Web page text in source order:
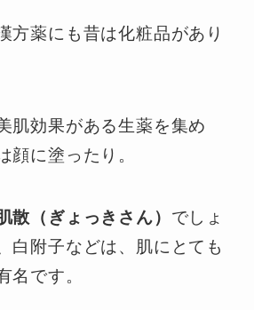
方薬にも昔は化粧品があり
肌効果がある生薬を集め
顔に塗ったり。
散（ぎょっきさん） でしょ
白附子などは、肌にとても
名です。